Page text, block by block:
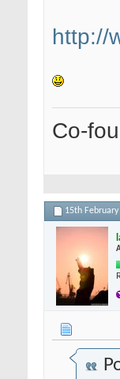
http://
Co-
15th February